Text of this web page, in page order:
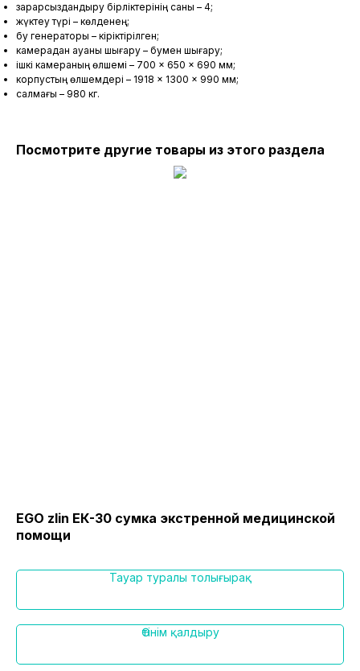
зарарсыздандыру бірліктерінің саны – 4;
жүктеу түрі – көлденең;
бу генераторы – кіріктірілген;
камерадан ауаны шығару – бумен шығару;
ішкі камераның өлшемі – 700 × 650 × 690 мм;
корпустың өлшемдері – 1918 × 1300 × 990 мм;
салмағы – 980 кг.
Посмотрите другие товары из этого раздела
EGO zlin ЕК-30 сумка экстренной медицинской
помощи
Тауар туралы толығырақ
Өтінім қалдыру